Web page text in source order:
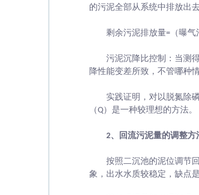
的污泥全部从系统中排放出去
剩余污泥排放量=（曝
污泥沉降比控制：当测
降性能变差所致，不管哪种
实践证明，对以脱氮除
（Q）是一种较理想的方法。
2、回流污泥量的调整方
按照二沉池的泥位调节
象，出水水质较稳定，缺点